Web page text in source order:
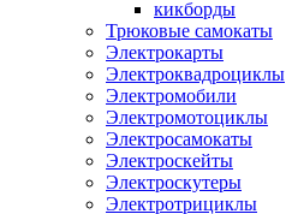
кикборды
Трюковые самокаты
Электрокарты
Электроквадроциклы
Электромобили
Электромотоциклы
Электросамокаты
Электроскейты
Электроскутеры
Электротрициклы